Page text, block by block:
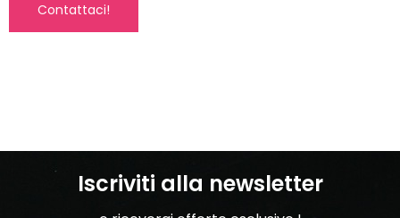
Contattaci!
Iscriviti alla newsletter